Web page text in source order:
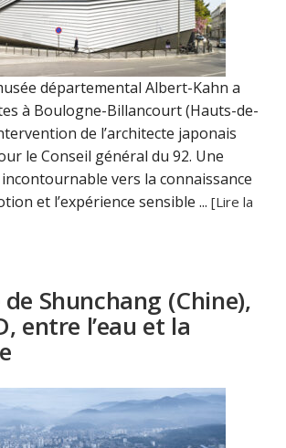
départemental Albert-Kahn a
à Boulogne-Billancourt (Hauts-de-
de l’architecte japonais
le Conseil général du 92. Une
vers la connaissance
et l’expérience sensible ...[Lire la
de Shunchang (Chine),
entre l’eau et la